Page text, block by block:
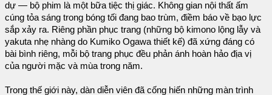
dự — bộ phim là một bữa tiệc thị giác. Không gian nội thất ấm
cúng tỏa sáng trong bóng tối đang bao trùm, điềm báo về bạo lực
sắp xảy ra. Riêng phần phục trang (những bộ kimono lộng lẫy và
yakuta nhẹ nhàng do Kumiko Ogawa thiết kế) đã xứng đáng có
bài bình riêng, mỗi bộ trang phục đều phản ánh hoàn hảo địa vị
của người mặc và mùa trong năm.
Trong thế giới này, dàn diễn viên đã cống hiến những màn trình